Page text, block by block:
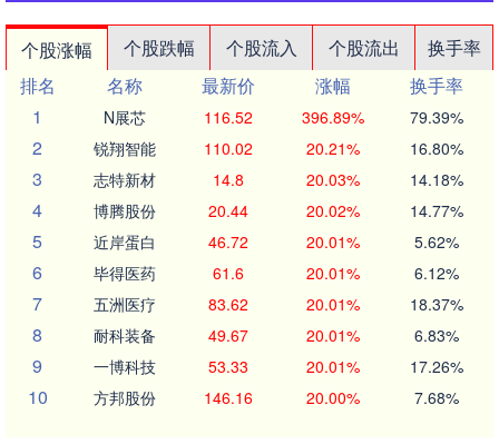
个股涨幅 个股跌幅 个股流入 个股流出
换手率
排名
名称 最新价 涨幅
换手率
1
N展芯 116.52 396.89% 79.39%
2 锐翔智能 110.02 20.21% 16.80%
3 志特新材 14.8 20.03% 14.18%
4 博腾股份 20.44 20.02% 14.77%
5 近岸蛋白 46.72 20.01% 5.62%
6 毕得医药 61.6 20.01% 6.12%
7 五洲医疗 83.62 20.01% 18.37%
8 耐科装备 49.67 20.01% 6.83%
9 一博科技 53.33 20.01% 17.26%
10 方邦股份 146.16 20.00% 7.68%